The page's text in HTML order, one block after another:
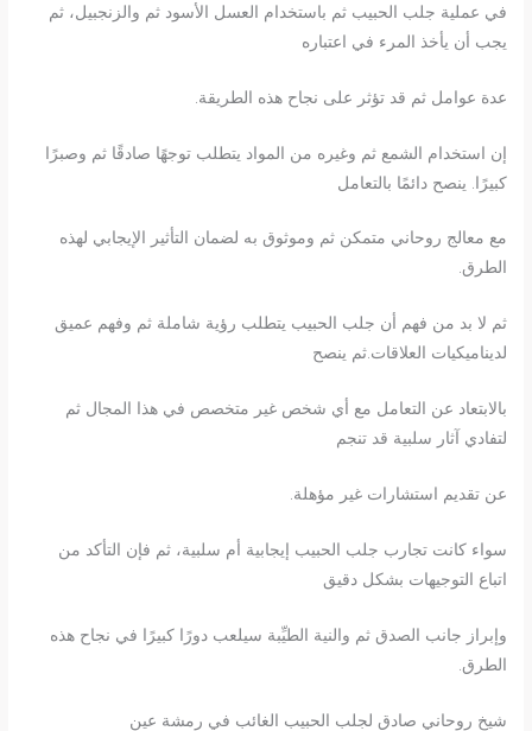
في عملية جلب الحبيب ثم باستخدام العسل الأسود ثم والزنجبيل، ثم
يجب أن يأخذ المرء في اعتباره
عدة عوامل ثم قد تؤثر على نجاح هذه الطريقة.
إن استخدام الشمع ثم وغيره من المواد يتطلب توجهًا صادقًا ثم وصبرًا
كبيرًا. ينصح دائمًا بالتعامل
مع معالج روحاني متمكن ثم وموثوق به لضمان التأثير الإيجابي لهذه
الطرق.
ثم لا بد من فهم أن جلب الحبيب يتطلب رؤية شاملة ثم وفهم عميق
لديناميكيات العلاقات.ثم ينصح
بالابتعاد عن التعامل مع أي شخص غير متخصص في هذا المجال ثم
لتفادي آثار سلبية قد تنجم
عن تقديم استشارات غير مؤهلة.
سواء كانت تجارب جلب الحبيب إيجابية أم سلبية، ثم فإن التأكد من
اتباع التوجيهات بشكل دقيق
وإبراز جانب الصدق ثم والنية الطيِّبة سيلعب دورًا كبيرًا في نجاح هذه
الطرق.
شيخ روحاني صادق لجلب الحبيب الغائب في رمشة عين